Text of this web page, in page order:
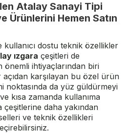
Atalay Sanayi Tipi
Ürünlerini Hemen Satın
kullanıcı dostu teknik özellikler
ızgara çeşitleri de
önemli ihtiyaçlarından biri
karşılayan bu özel ürün
noktasında da yüz güldürmeyi
ve kısa zamanda kullanıma
çeşitlerine daha yakından
ve teknik özellikleri